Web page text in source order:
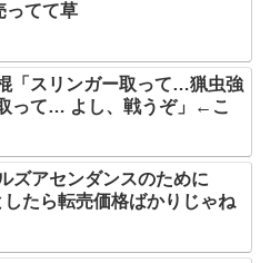
ってて草
「スリンガー取って…猟虫強
って… よし、戦うぞ」←こ
ズアセンダンスのために
たら転売価格ばかりじゃね